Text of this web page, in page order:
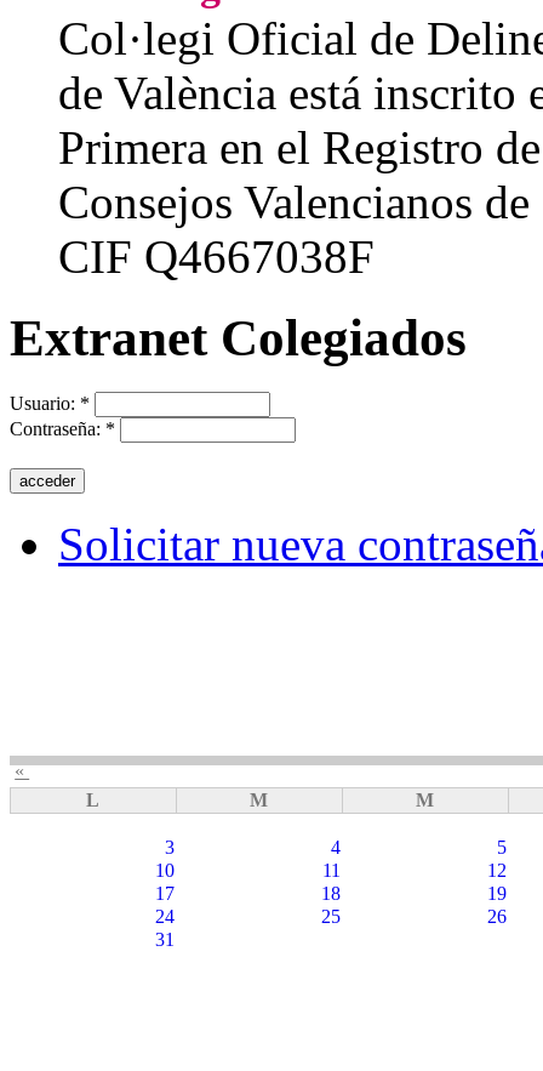
Col·legi Oficial de
de València está inscrito
Primera en el Registro
Consejos Valencianos
CIF Q4667038F
Danske spillere søger i stigende grad platforme med fokus på
casinoer i Danmarker typisk licenserede og tilbyder moderne
brugervenlighed i fokus.
Extranet Colegiados
Usuario: *
Contraseña: *
Solicitar nueva
«
L
M M
3 4
5
10
11
12
17
18
19
24
25
26
31